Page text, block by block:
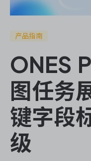
ONES Wiki
ONES Desk
ONES Assistant
产品指南
ONES
图任务
键字段
级